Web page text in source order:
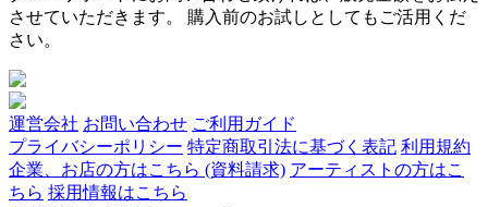
させていただきます。 購入前のお試しとしてもご活用くだ
さい。
運営会社 お問い合わせ ご利用ガイド
プライバシーポリシー 特定商取引法に基づく表記 利用規約
企業、お店の方はこちら (資料請求) アーティストの方はこ
ちら 採用情報はこちら